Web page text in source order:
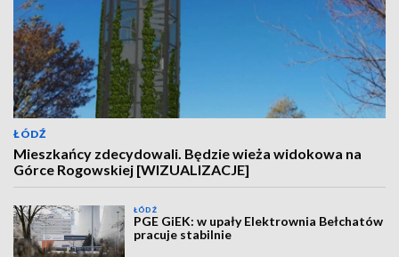
ŁÓDŹ
Mieszkańcy zdecydowali. Będzie wieża widokowa na
Górce Rogowskiej [WIZUALIZACJE]
ŁÓDŹ
PGE GiEK: w upały Elektrownia Bełchatów
pracuje stabilnie